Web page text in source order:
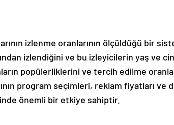
izlenme oranlarının ölçüldüğü bir
izlendiğini ve bu izleyicilerin yaş ve
popülerliklerini ve tercih edilme
program seçimleri, reklam fiyatları ve
önemli bir etkiye sahiptir.